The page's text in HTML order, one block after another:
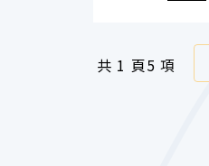
共 1 頁5 項